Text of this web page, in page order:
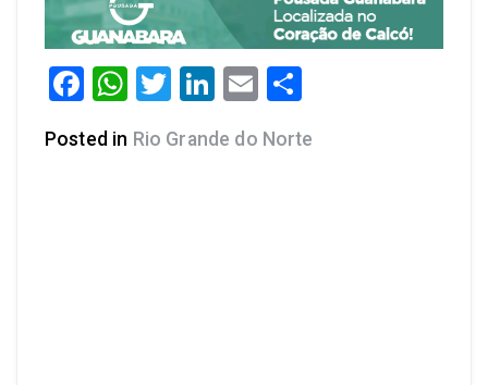
Facebook
WhatsApp
Twitter
LinkedIn
Email
Posted in Rio Grande do Norte